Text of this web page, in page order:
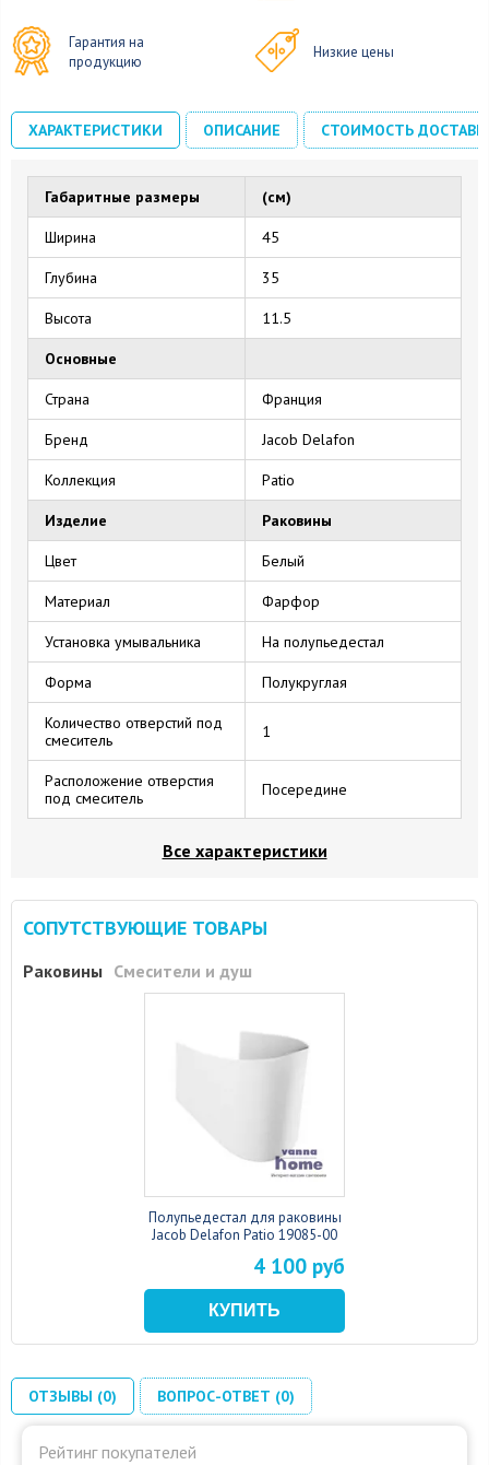
Гарантия на
продукцию
Низкие цены
ХАРАКТЕРИСТИКИ ОПИСАНИЕ СТОИМОСТЬ
Габаритные размеры (см)
Ширина 45
Глубина 35
Высота 11.5
Основные
Страна Франция
Бренд Jacob Delafon
Коллекция Patio
Изделие Раковины
Цвет Белый
Материал Фарфор
Установка умывальника На полупьедестал
Форма Полукруглая
Количество отверстий под
смеситель
1
Расположение отверстия
под смеситель
Посередине
Все характеристики
СОПУТСТВУЮЩИЕ ТОВАРЫ
Раковины Смесители и душ
Полупьедестал для раковины
Jacob Delafon Patio 19085-00
4 100 руб
ОТЗЫВЫ (0) ВОПРОС-ОТВЕТ (0)
Рейтинг покупателей